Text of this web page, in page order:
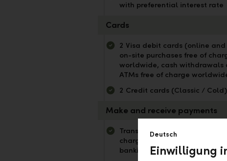
with preferential interest rate
Cards
2 Visa debit cards (online and
on-site purchases free of
worldwide, cash withdrawals
ATMs free of charge
2 Credit cards (Classic / Cold)
Make and receive payments
Transfers worldwide free of
charge in online & mobile
banking (CHF / EUR)
Deutsch
Einwilligung